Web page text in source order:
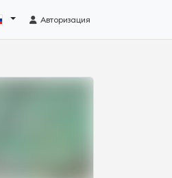
Авторизация